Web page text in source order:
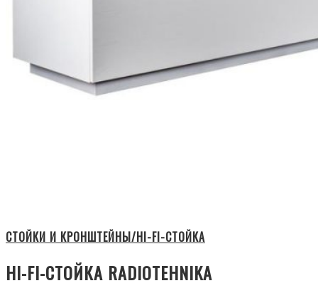
СТОЙКИ И КРОНШТЕЙНЫ/HI-FI-СТОЙКА
HI-FI-СТОЙКА RADIOTEHNIKA